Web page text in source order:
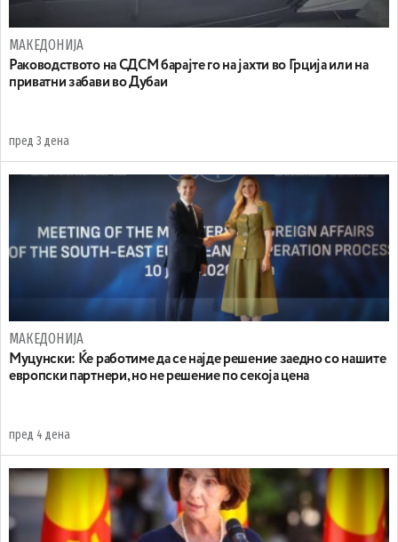
МАКЕДОНИЈА
Раководството на СДСМ барајте го на јахти во Грција или на
приватни забави во Дубаи
пред 3 дена
МАКЕДОНИЈА
Муцунски: Ќе работиме да се најде решение заедно со нашите
европски партнери, но не решение по секоја цена
пред 4 дена